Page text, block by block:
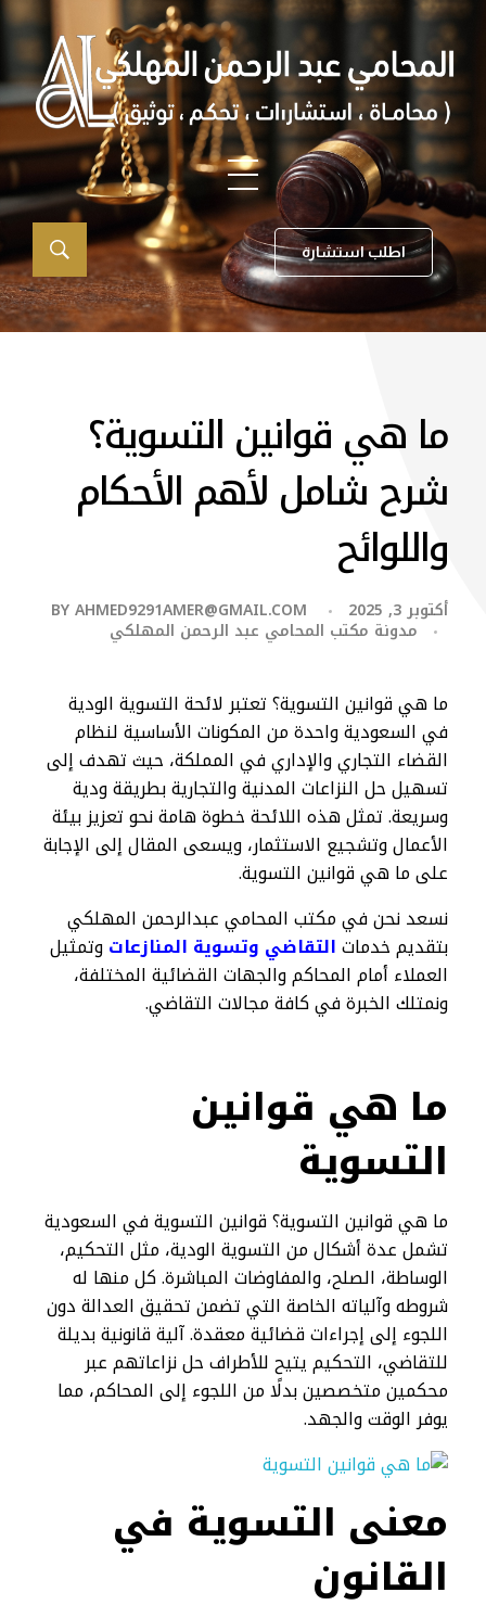
اطلب استشارة
ما هي قوانين التسوية؟
شرح شامل لأهم الأحكام
واللوائح
أكتوبر 3, 2025 BYAHMED9291AMER@GMAIL.COM
مدونة مكتب المحامي عبد الرحمن المهلكي
ما هي قوانين التسوية؟ تعتبر لائحة التسوية الودية
في السعودية واحدة من المكونات الأساسية لنظام
القضاء التجاري والإداري في المملكة، حيث تهدف إلى
تسهيل حل النزاعات المدنية والتجارية بطريقة ودية
وسريعة. تمثل هذه اللائحة خطوة هامة نحو تعزيز بيئة
الأعمال وتشجيع الاستثمار، ويسعى المقال إلى الإجابة
على ما هي قوانين التسوية.
نسعد نحن في مكتب المحامي عبدالرحمن المهلكي
بتقديم خدماتالتقاضي وتسوية المنازعاتوتمثيل
العملاء أمام المحاكم والجهات القضائية المختلفة،
ونمتلك الخبرة في كافة مجالات التقاضي.
ما هي قوانين
التسوية
ما هي قوانين التسوية؟ قوانين التسوية في السعودية
تشمل عدة أشكال من التسوية الودية، مثل التحكيم،
الوساطة، الصلح، والمفاوضات المباشرة. كل منها له
شروطه وآلياته الخاصة التي تضمن تحقيق العدالة دون
اللجوء إلى إجراءات قضائية معقدة. آلية قانونية بديلة
للتقاضي، التحكيم يتيح للأطراف حل نزاعاتهم عبر
محكمين متخصصين بدلًا من اللجوء إلى المحاكم، مما
يوفر الوقت والجهد.
معنى التسوية في
القانون